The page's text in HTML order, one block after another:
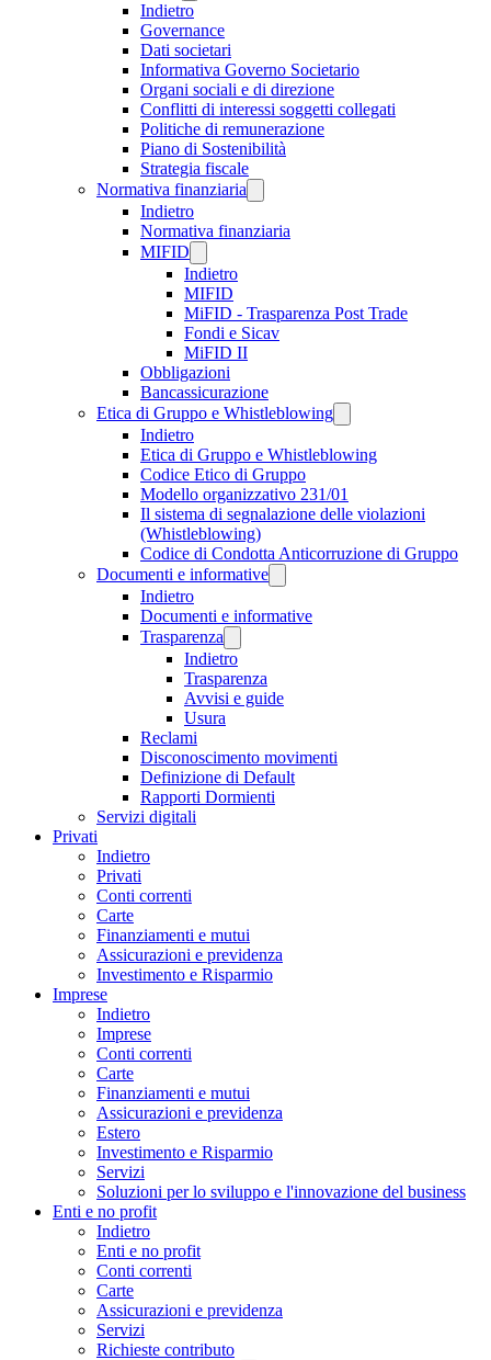
Indietro
Governance
Dati societari
Informativa Governo Societario
Organi sociali e di direzione
Conflitti di interessi soggetti collegati
Politiche di remunerazione
Piano di Sostenibilità
Strategia fiscale
Normativa finanziaria
Indietro
Normativa finanziaria
MIFID
Indietro
MIFID
MiFID - Trasparenza Post Trade
Fondi e Sicav
MiFID II
Obbligazioni
Bancassicurazione
Etica di Gruppo e Whistleblowing
Indietro
Etica di Gruppo e Whistleblowing
Codice Etico di Gruppo
Modello organizzativo 231/01
Il sistema di segnalazione delle violazioni
(Whistleblowing)
Codice di Condotta Anticorruzione di Gruppo
Documenti e informative
Indietro
Documenti e informative
Trasparenza
Indietro
Trasparenza
Avvisi e guide
Usura
Reclami
Disconoscimento movimenti
Definizione di Default
Rapporti Dormienti
Servizi digitali
Privati
Indietro
Privati
Conti correnti
Carte
Finanziamenti e mutui
Assicurazioni e previdenza
Investimento e Risparmio
Imprese
Indietro
Imprese
Conti correnti
Carte
Finanziamenti e mutui
Assicurazioni e previdenza
Estero
Investimento e Risparmio
Servizi
Soluzioni per lo sviluppo e l'innovazione del business
Enti e no profit
Indietro
Enti e no profit
Conti correnti
Carte
Assicurazioni e previdenza
Servizi
Richieste contributo